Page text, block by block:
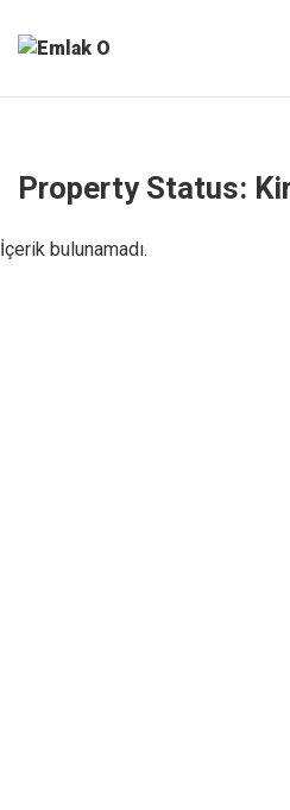
Property Status:
İçerik bulunamadı.